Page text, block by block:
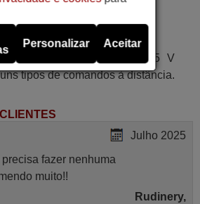
VR
tipo AAA
AA LR03 de tensão 1.5 V
tipos de comandos à distância.
Julho 2025
fazer nenhuma
muito!!
Rudinery,
Personalizar Aceitar